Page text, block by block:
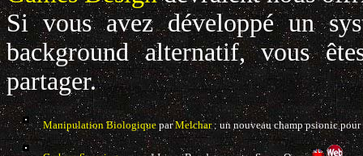
Si vous avez développé un
background alternatif, vous
partager.
Manipulation Biologique par Melchar: un nouveau champ psionic pour